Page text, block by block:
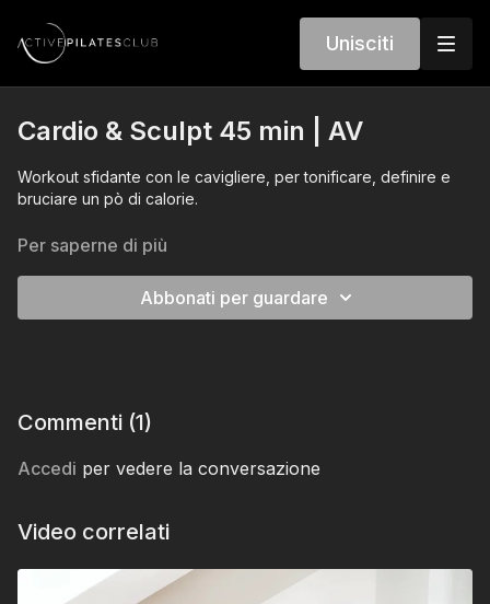
Unisciti
Cardio & Sculpt 45 min | AV
Workout sfidante con le cavigliere, per tonificare, definire e
bruciare un pò di calorie.
Per saperne di più
Abbonati per guardare
Commenti (1)
Accedi per vedere la conversazione
Video correlati